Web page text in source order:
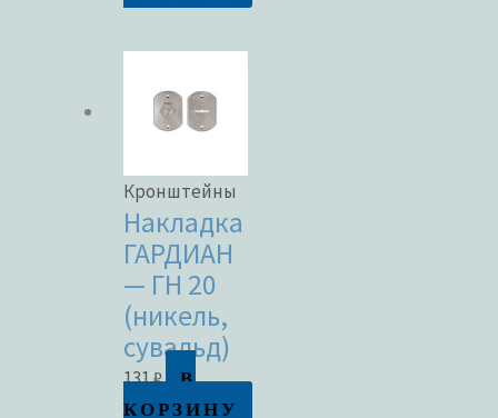
Кронштейны
Накладка
ГАРДИАН
— ГН 20
(никель,
сувальд)
131₽
В
КОРЗИНУ